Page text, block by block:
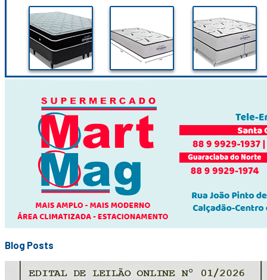
Blog Posts